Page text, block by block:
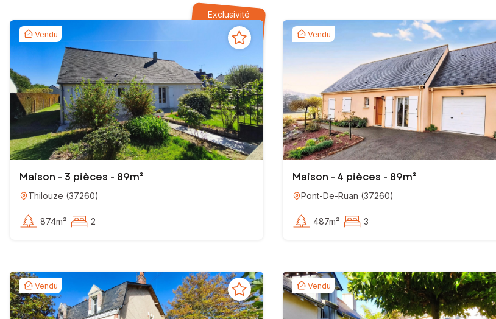
Exclusivité
Vendu
Maison - 3 pièces - 89m²
Thilouze (37260)
874m² 2
Vendu
Maison - 4 pièces - 89m²
Pont-De-Ruan (37260)
487m² 3
Vendu Vendu